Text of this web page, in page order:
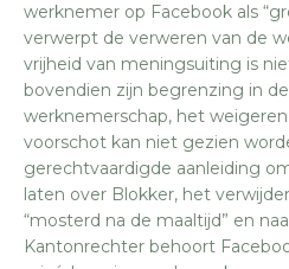
werknemer op Facebook als
verwerpt de verweren van de
vrijheid van meningsuiting is
bovendien zijn begrenzing in
werknemerschap, het
voorschot kan niet gezien
gerechtvaardigde aanleiding
laten over Blokker, het
“mosterd na de maaltijd” en
Kantonrechter behoort